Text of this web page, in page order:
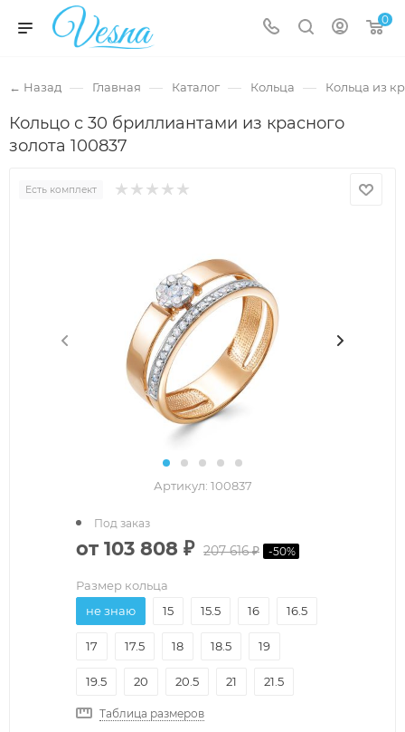
0
← Назад — Главная — Каталог — Кольца — Кольца из
Кольцо с 30 бриллиантами из красного
золота 100837
Есть комплект
Артикул: 100837
от 103 808 ₽ 207 616 ₽ -50%
Под заказ
Размер кольца
не знаю
15 15.5 16 16.5
17 17.5 18 18.5 19
19.5 20 20.5 21 21.5
Таблица размеров